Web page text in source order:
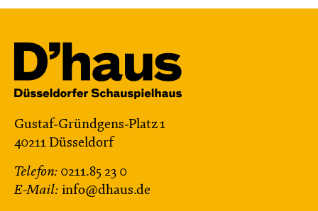
Gustaf-Gründgens-Platz 1
40211 Düsseldorf
Telefon: 0211.85 23 0
E-Mail: info@dhaus.de